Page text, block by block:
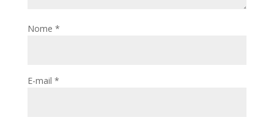
Nome *
E-mail *